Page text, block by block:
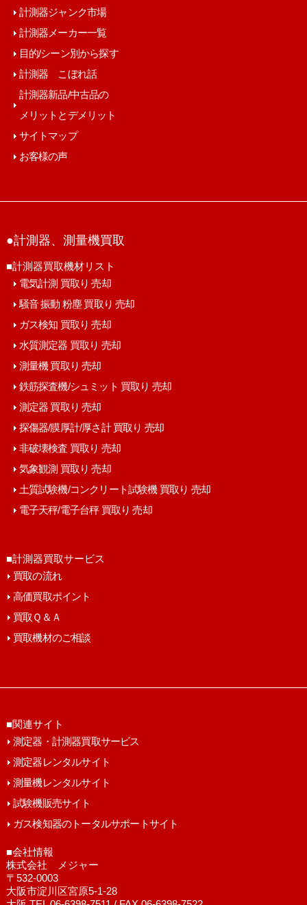
計測器ジャンク市場
計測器メーカー一覧
目的/シーン別から探す
計測器 こぼれ話
計測器新品/中古品の
メリットとデメリット
サイトマップ
お客様の声
●計測器、測量機買取
■計測器買取機材リスト
電気計測 買取り 売却
騒音 振動 粉塵 買取り 売却
ガス検知 買取り 売却
水質測定器 買取り 売却
測量機 買取り 売却
鉄筋探査機/シュミット 買取り 売却
測定器 買取り 売却
探傷器/膜厚計/厚さ計 買取り 売却
非破壊検査 買取り 売却
気象観測 買取り 売却
土質試験機/コンクリート試験機 買取り 売却
電子天秤/電子台秤 買取り 売却
■計測器買取サービス
買取の流れ
高価買取ポイント
買取Ｑ＆Ａ
買取機材のご相談
■関連サイト
測定器・計測器買取サービス
測定器レンタルサイト
測量機レンタルサイト
試験機販売サイト
ガス検知器のトータルサポートサイト
■会社情報
株式会社 メジャー
〒532-0003
大阪市淀川区宮原5-1-28